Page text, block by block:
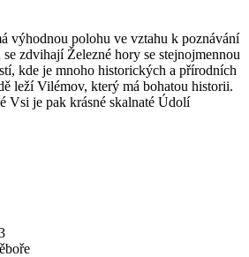
výhodnou polohu ve vztahu k poznávání
zdvihají Železné hory se stejnojmennou
kde je mnoho historických a přírodních
leží Vilémov, který má bohatou historii.
Vsi je pak krásné skalnaté Údolí